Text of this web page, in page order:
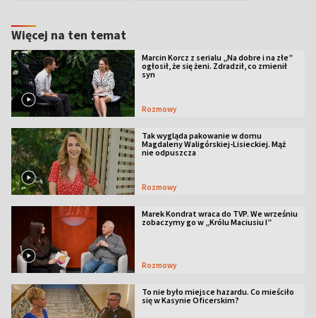
Więcej na ten temat
Marcin Korcz z serialu „Na dobre i na złe”
ogłosił, że się żeni. Zdradził, co zmienił
syn
Rozmowy
Tak wygląda pakowanie w domu
Magdaleny Waligórskiej-Lisieckiej. Mąż
nie odpuszcza
Rozmowy
Marek Kondrat wraca do TVP. We wrześniu
zobaczymy go w „Królu Maciusiu I”
Rozmowy
To nie było miejsce hazardu. Co mieściło
się w Kasynie Oficerskim?